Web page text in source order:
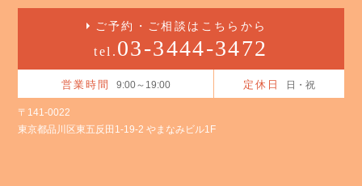
ご予約・ご相談はこちらから
tel. 03-3444-3472
営業時間 9:00～19:00 定休日 日・祝
〒141-0022
東京都品川区東五反田1-19-2 やまなみビル1F